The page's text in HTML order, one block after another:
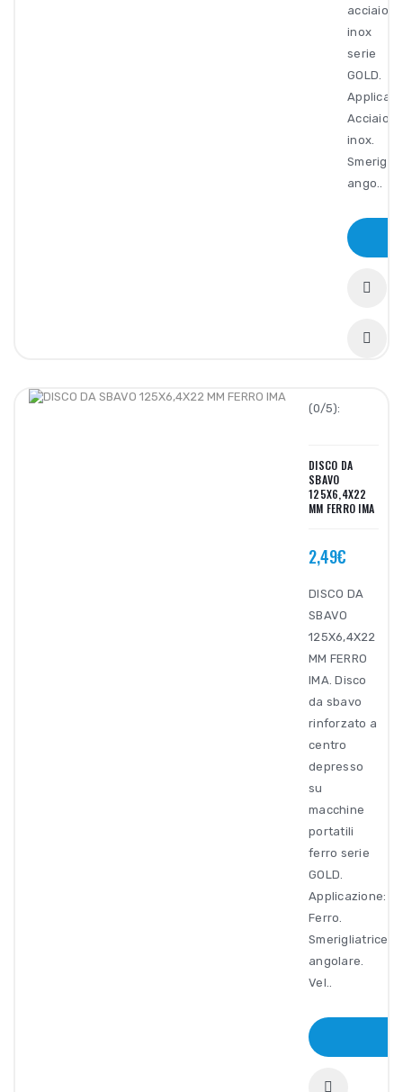
acciaio
inox
serie
GOLD.
Acciaio
inox.
ango..
(0/5):
DISCO DA
SBAVO
125X6,4X22
MM FERRO IMA
2,49€
DISCO DA
SBAVO
125X6,4X22
MM FERRO
IMA. Disco
da sbavo
rinforzato a
centro
depresso
su
macchine
portatili
ferro serie
GOLD.
Applicazione:
Ferro.
Smerigliatrice
angolare.
Vel..